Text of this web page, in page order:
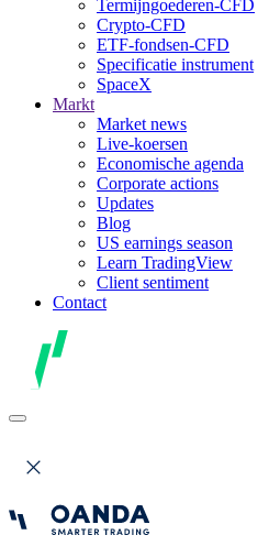
Termijngoederen-CFD
Crypto-CFD
ETF-fondsen-CFD
Specificatie instrument
SpaceX
Markt
Market news
Live-koersen
Economische agenda
Corporate actions
Updates
Blog
US earnings season
Learn TradingView
Client sentiment
Contact